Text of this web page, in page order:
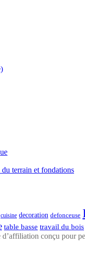
terrain et fondations
cuisine decoration defonceuse
table basse travail du bois
conçu pour